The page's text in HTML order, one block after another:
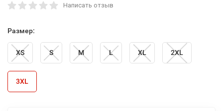
Написать отзыв
Размер:
XS S M L XL 2XL
3XL